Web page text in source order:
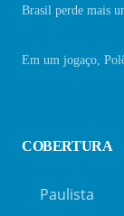
Brasil perde mais
Em um jogaço,
COBERTURA
Paulista